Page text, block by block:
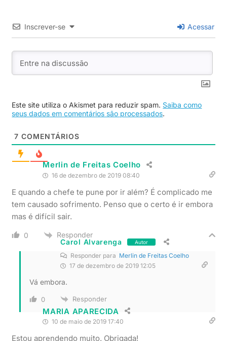
Inscrever-se Acessar
Este site utiliza o Akismet para reduzir spam. Saiba como
seus dados em comentários são processados.
7 COMENTÁRIOS
Merlin de Freitas Coelho
16 de dezembro de 2019 08:40
E quando a chefe te pune por ir além? É complicado me
tem causado sofrimento. Penso que o certo é ir embora
mas é difícil sair.
0
Responder
Carol Alvarenga
Autor
Responder para Merlin de Freitas Coelho
17 de dezembro de 2019 12:05
Vá embora.
0 Responder
MARIA APARECIDA
10 de maio de 2019 17:40
Estou aprendendo muito. Obrigada!